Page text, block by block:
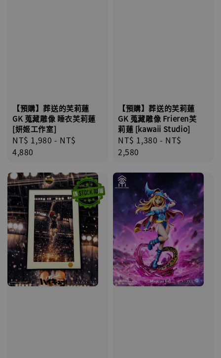
【預購】葬送的芙莉蓮
GK 蒐藏雕像 睡衣芙莉蓮
[妍姬工作室]
Regular
price
NT$ 1,980 - NT$
4,880
【預購】葬送的芙莉蓮
GK 蒐藏雕像 Frieren芙
莉蓮 [kawaii Studio]
Regular
price
NT$ 1,380 - NT$
2,580